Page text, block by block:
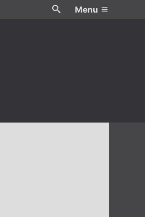
Menu